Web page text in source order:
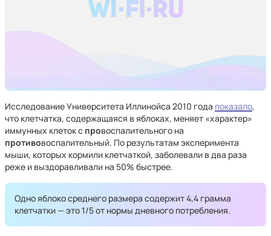
Исследование Университета Иллинойса 2010 года показало,
что клетчатка, содержащаяся в яблоках, меняет «характер»
иммунных клеток с провоспалительного на
противовоспалительный. По результатам эксперимента
мыши, которых кормили клетчаткой, заболевали в два раза
реже и выздоравливали на 50% быстрее.
Одно яблоко среднего размера содержит 4,4 грамма
клетчатки — это 1/5 от нормы дневного потребления.